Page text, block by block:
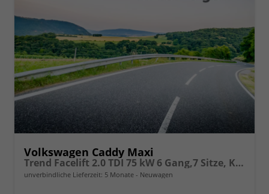
Volkswagen Caddy Maxi
Trend Facelift 2.0 TDI 75 kW 6 Gang,7 Sitze, Klimautomatik, Zuziehhilfe für Schiebetüren u. Heckklppe, App Connevt, Digital Cockpit PRO, PDC v+h, Full Assistenzsysteme, Radio, Navigationsvorbereitung
unverbindliche Lieferzeit: 5 Monate Neuwagen